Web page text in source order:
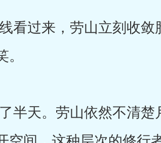
过来，劳山立刻收敛
天。劳山依然不清楚